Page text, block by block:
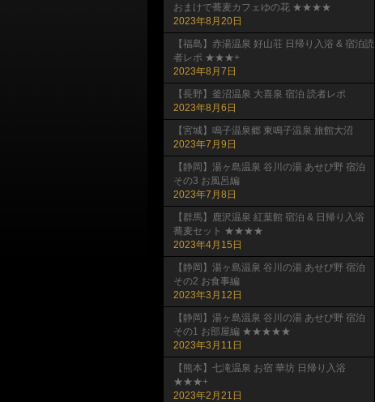
おまけで蕎麦カフェゆの花 ★★★★
2023年8月20日
【福島】赤湯温泉 好山荘 日帰り入浴 & 宿泊読
者レポ ★★★+
2023年8月7日
【長野】釜沼温泉 大喜泉 宿泊 読者レポ
2023年8月6日
【宮城】鳴子温泉郷 東鳴子温泉 旅館大沼
2023年7月9日
【静岡】湯ヶ島温泉 谷川の湯 あせび野 宿泊
その3 お風呂編
2023年7月8日
【群馬】鹿沢温泉 紅葉館 宿泊 & 日帰り入浴
蕎麦セット ★★★★
2023年4月15日
【静岡】湯ヶ島温泉 谷川の湯 あせび野 宿泊
その2 お食事編
2023年3月12日
【静岡】湯ヶ島温泉 谷川の湯 あせび野 宿泊
その1 お部屋編 ★★★★★
2023年3月11日
【熊本】七滝温泉 お宿 華坊 日帰り入浴
★★★+
2023年2月21日